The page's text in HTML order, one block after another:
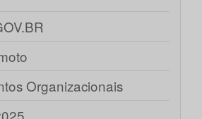
Organizacionais